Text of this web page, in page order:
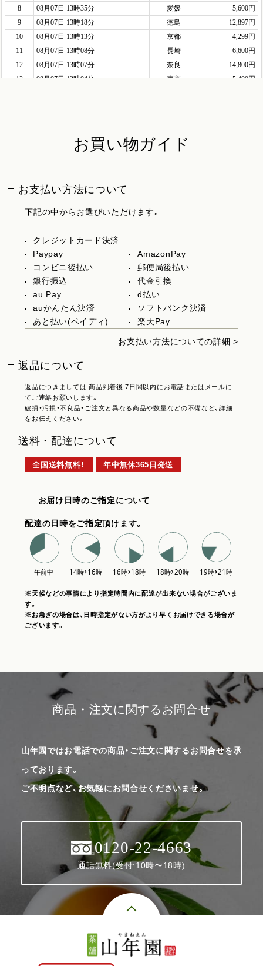
お買い物ガイド
お支払い方法について
下記の中からお選びいただけます。
クレジットカード決済
Paypay
AmazonPay
コンビニ後払い
郵便局後払い
銀行振込
代金引換
au Pay
d払い
auかんたん決済
ソフトバンク決済
あと払い(ペイディ)
楽天Pay
お支払い方法についての詳細 >
返品について
返品につきましては 商品到着後 7日間以内にお電話またはメールに
てご連絡お願いします。
破損・汚損・不良品・ご注文と異なる商品や数量などの不備など、詳細
をお伝えください。
送料・配達について
全国送料無料！ 年中無休365日発送
お届け日時のご指定について
配達の日時をご指定頂けます。
※天候などの事情により指定時間内に配達が出来ない場合がございま
す。
※お急ぎの場合は、日時指定がない方がより早くお届けできる場合が
ございます。
商品・注文に関するお問合せ
山年園ではお電話での商品・ご注文に関するお問合せを承
っております。
ご不明点など、お気軽にお問合せくださいませ。
0120-22-4663
通話無料(受付:10時〜18時)